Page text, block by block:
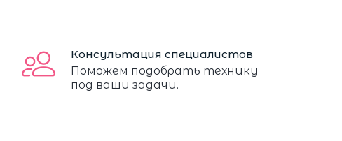
Консультация специалистов
Поможем подобрать технику
под ваши задачи.